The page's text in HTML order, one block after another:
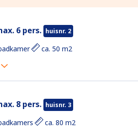
6 pers. huisnr. 2
ca. 50 m2
8 pers. huisnr. 3
ca. 80 m2